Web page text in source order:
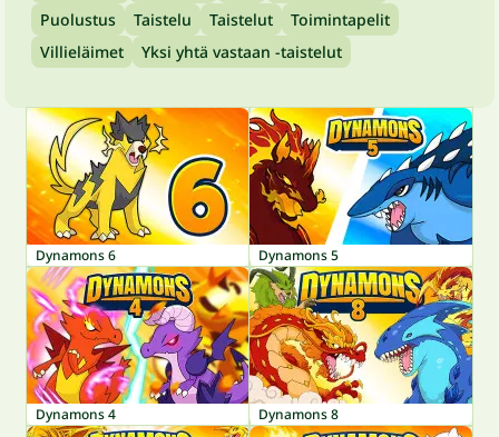
Puolustus
Taistelu Taistelut
Toimintapelit
Villieläimet
Yksi yhtä vastaan -taistelut
Dynamons 6 Dynamons 5
Dynamons 4 Dynamons 8